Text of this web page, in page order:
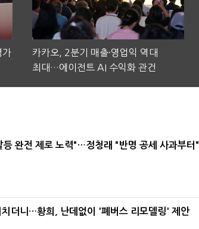
가
카카오, 2분기 매출·영업익 역대
최대…에이전트 AI 수익화 관건
등 완전 제로 노력"…정청래 "반명 공세 사과부터"
치더니…황희, 난데없이 '폐버스 리모델링' 제안